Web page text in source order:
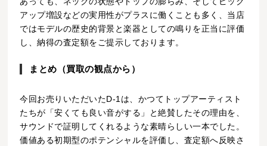
アップ増設などの実用性がプラスに働くことも多く、当店
ではモデルの歴史的背景と楽器としての鳴りを正当に評価
し、納得の査定額をご提示しております。
まとめ（買取の観点から）
今回お売りいただいたD-1は、かつてトップアーティスト
たちが「安くても良い音がする」と絶賛したその理由を、
サウンドで証明してくれるような素晴らしい一本でした。
価値ある初期型のポテンシャルを評価し、査定額へ反映さ